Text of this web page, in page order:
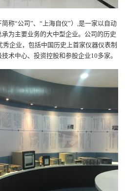
称“公司”、“上海自仪”）,是一家以自动
为主要业务的大中型企业。公司的历史
企业，包括中国历史上首家仪器仪表制
术中心、投资控股和参股企业10多家。